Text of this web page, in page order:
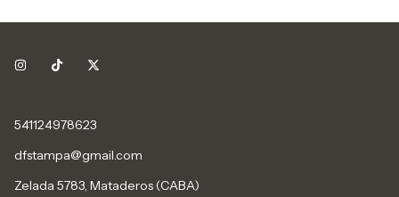
541124978623
dfstampa@gmail.com
Zelada 5783, Mataderos (CABA)